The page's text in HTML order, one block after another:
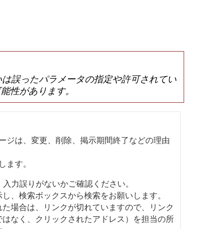
誤ったパラメータの指定や許可されてい
性があります。
ジは、変更、削除、掲示期間終了などの理由
ます。
力誤りがないかご確認ください。
、検索ボックスから検索をお願いします。
場合は、リンクが切れていますので、リンク
なく、クリックされたアドレス）を担当の所